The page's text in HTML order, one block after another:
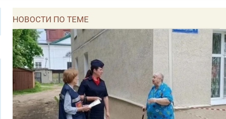
НОВОСТИ ПО ТЕМЕ